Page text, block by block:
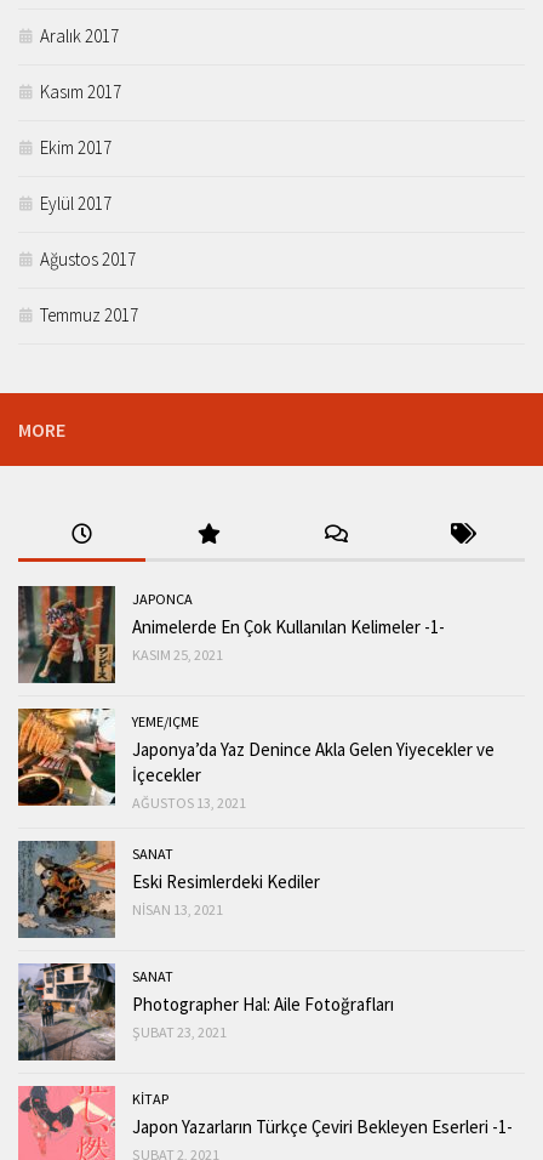
Aralık 2017
Kasım 2017
Ekim 2017
Eylül 2017
Ağustos 2017
Temmuz 2017
MORE
JAPONCA
Animelerde En Çok Kullanılan Kelimeler -1-
KASIM 25, 2021
YEME/IÇME
Japonya’da Yaz Denince Akla Gelen Yiyecekler ve
İçecekler
AĞUSTOS 13, 2021
SANAT
Eski Resimlerdeki Kediler
NISAN 13, 2021
SANAT
Photographer Hal: Aile Fotoğrafları
ŞUBAT 23, 2021
KİTAP
Japon Yazarların Türkçe Çeviri Bekleyen Eserleri -1-
ŞUBAT 2, 2021